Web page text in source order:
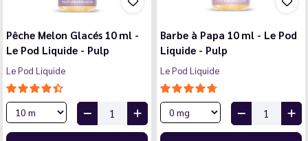
Pêche Melon Glacés 10 ml -
Le Pod Liquide - Pulp
Le Pod Liquide
Barbe à Papa 10 ml - Le Pod
Liquide - Pulp
Le Pod Liquide